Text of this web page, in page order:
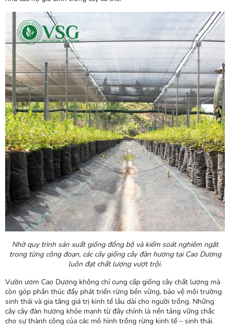
Nhờ quy trình sản xuất giống đồng bộ và kiểm soát nghiêm ngặt
trong từng công đoạn, các cây giống cây đàn hương tại Cao Dương
luôn đạt chất lượng vượt trội.
Vườn ươm Cao Dương không chỉ cung cấp giống cây chất lượng mà
còn góp phần thúc đẩy phát triển rừng bền vững, bảo vệ môi trường
sinh thái và gia tăng giá trị kinh tế lâu dài cho người trồng. Những
cây cây đàn hương khỏe mạnh từ đây chính là nền tảng vững chắc
cho sự thành công của các mô hình trồng rừng kinh tế – sinh thái.